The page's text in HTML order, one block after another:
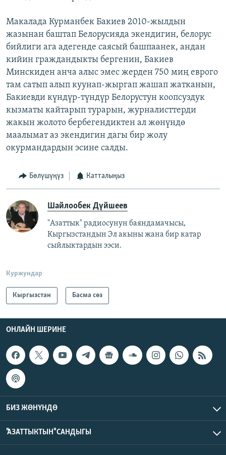
Макалада Курманбек Бакиев 2010-жылдын
жазынан баштап Белорусияда экендигин, белорус
бийлиги ага адегенде саясый башпаанек, андан
кийин граждандыкты бергенин, Бакиев
Минскиден анча алыс эмес жерден 750 миң еврого
там сатып алып куунап-жыргап жашап жатканын,
Бакиевди күндүр-түндүр Белорустун коопсуздук
кызматы кайтарып турарын, журналисттерди
жакын жолото бербегендиктен ал жөнүндө
маалымат аз экендигин дагы бир жолу
окурмандардын эсине салды.
Бөлүшүңүз Катталыңыз
Шайлообек Дүйшеев
"Азаттык" радиосунун баяндамачысы,
Кыргызстандын Эл акыны жана бир катар
сыйлыктардын ээси.
Куржундар
Кыргызстан Басма сөз
ОНЛАЙН ШЕРИНЕ
БИЗ ЖӨНҮНДӨ
"АЗАТТЫКТЫН" САНДЫГЫ